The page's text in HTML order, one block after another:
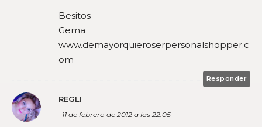
Besitos
Gema
www.demayorquieroserpersonalshopper.c
om
Responder
REGLI
11 de febrero de 2012 a las 22:05